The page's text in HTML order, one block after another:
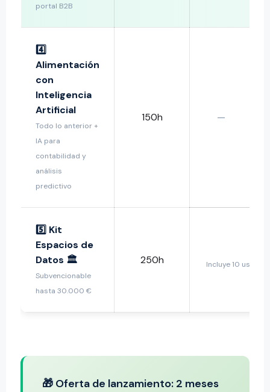
portal B2B
4️⃣
Alimentación
con
Inteligencia
Artificial
Todo lo anterior +
IA para
contabilidad y
análisis
predictivo
150h —
5️⃣ Kit
Espacios de
Datos 🏛️
Subvencionable
hasta 30.000 €
250h
Incluye 10
🎁 Oferta de lanzamiento: 2 meses